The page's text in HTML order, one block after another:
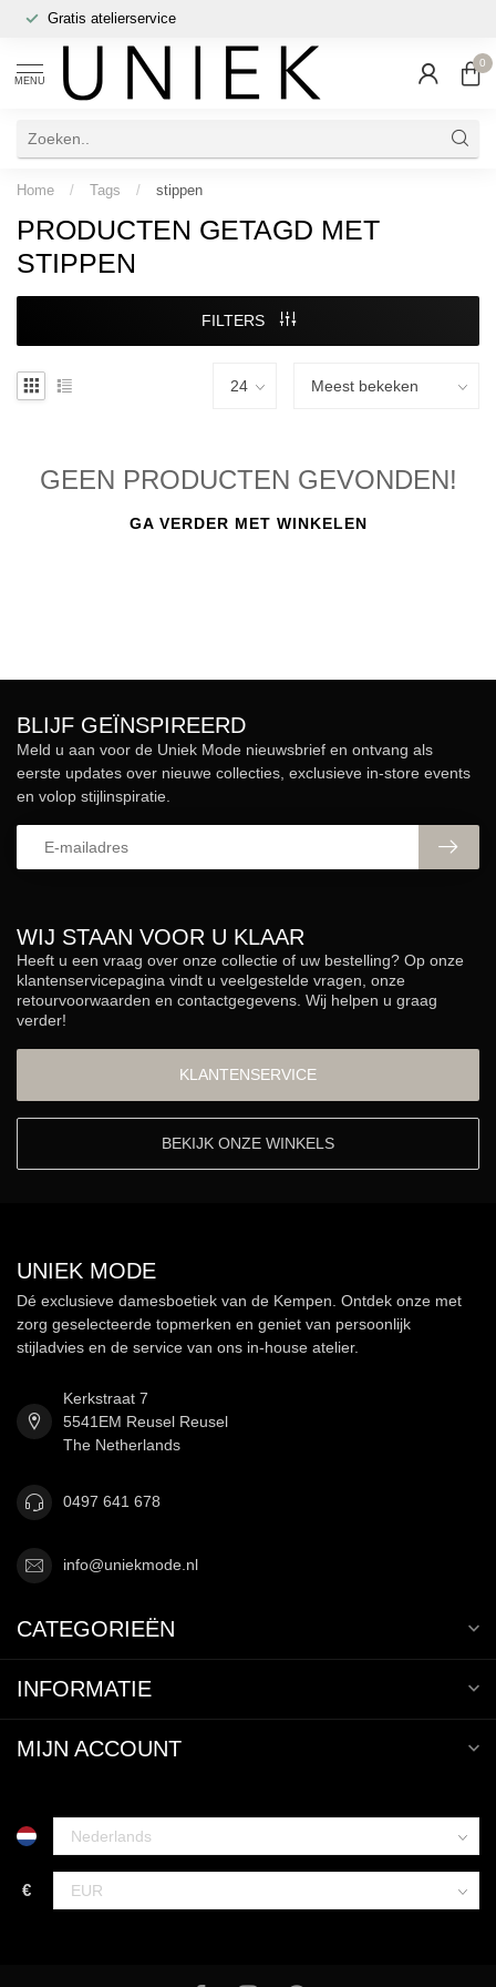
Gratis atelierservice
MENU
0
Home / Tags / stippen
PRODUCTEN GETAGD MET
STIPPEN
FILTERS
GEEN PRODUCTEN GEVONDEN!
GA VERDER MET WINKELEN
WIJ STAAN VOOR U KLAAR
Heeft u een vraag over onze collectie of uw bestelling? Op onze
klantenservicepagina vindt u veelgestelde vragen, onze
retourvoorwaarden en contactgegevens. Wij helpen u graag
verder!
KLANTENSERVICE
BEKIJK ONZE WINKELS
BLIJF GEÏNSPIREERD
Meld u aan voor de Uniek Mode nieuwsbrief en ontvang als
eerste updates over nieuwe collecties, exclusieve in-store events
en volop stijlinspiratie.
UNIEK MODE
Dé exclusieve damesboetiek van de Kempen. Ontdek onze met
zorg geselecteerde topmerken en geniet van persoonlijk
stijladvies en de service van ons in-house atelier.
Kerkstraat 7
5541EM Reusel Reusel
The Netherlands
0497 641 678
info@uniekmode.nl
CATEGORIEËN
INFORMATIE
MIJN ACCOUNT
€